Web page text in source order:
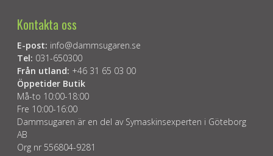
Kontakta oss
E-post: info@dammsugaren.se
Tel: 031-650300
Från utland: +46 31 65 03 00
Öppetider Butik
Må-to 10:00-18:00
Fre 10:00-16:00
Dammsugaren är en del av Symaskinsexperten i Göteborg
AB
Org nr 556804-9281